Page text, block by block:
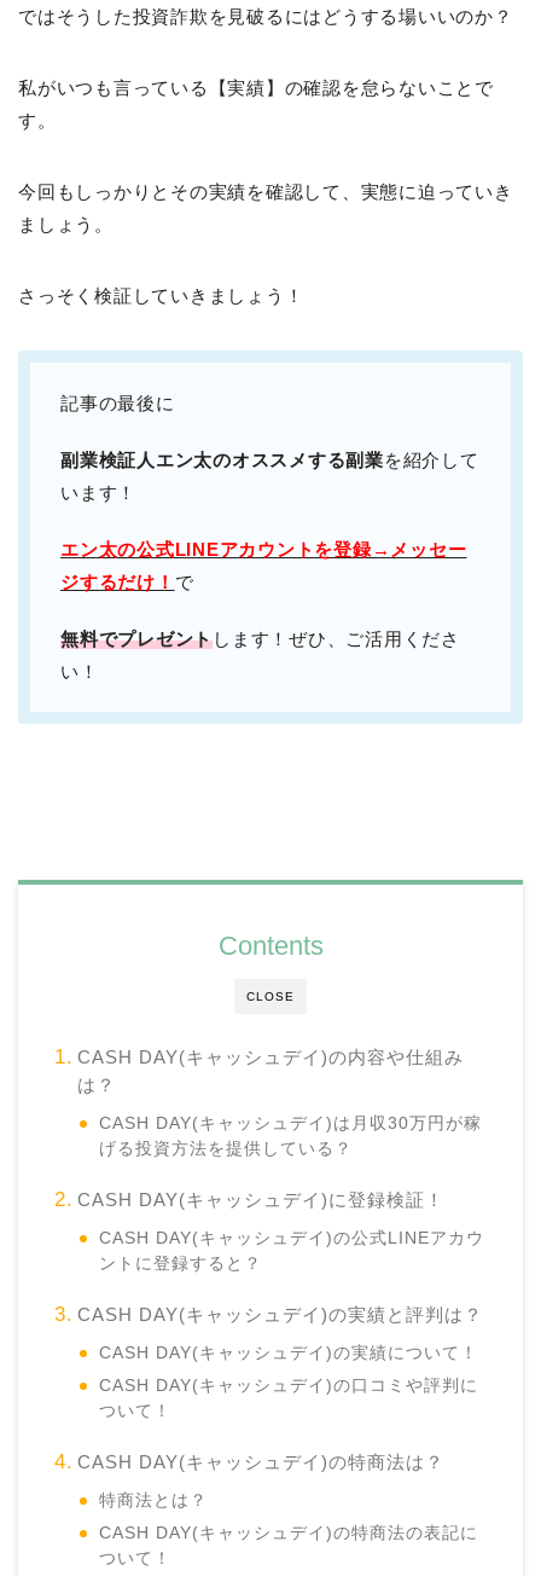
ではそうした投資詐欺を見破るにはどうする場いいのか？
私がいつも言っている【実績】の確認を怠らないことで
す。
今回もしっかりとその実績を確認して、実態に迫っていき
ましょう。
さっそく検証していきましょう！
記事の最後に
副業検証人エン太のオススメする副業を紹介して
います！
エン太の公式LINEアカウントを登録→メッセー
ジするだけ！ で
無料でプレゼントします！ぜひ、ご活用くださ
い！
CLOSE
Contents
CASH DAY(キャッシュデイ)の内容や仕組み
は？
CASH DAY(キャッシュデイ)は月収30万円が稼
げる投資方法を提供している？
CASH DAY(キャッシュデイ)に登録検証！
CASH DAY(キャッシュデイ)の公式LINEアカウ
ントに登録すると？
CASH DAY(キャッシュデイ)の実績と評判は？
CASH DAY(キャッシュデイ)の実績について！
CASH DAY(キャッシュデイ)の口コミや評判に
ついて！
CASH DAY(キャッシュデイ)の特商法は？
特商法とは？
CASH DAY(キャッシュデイ)の特商法の表記に
ついて！